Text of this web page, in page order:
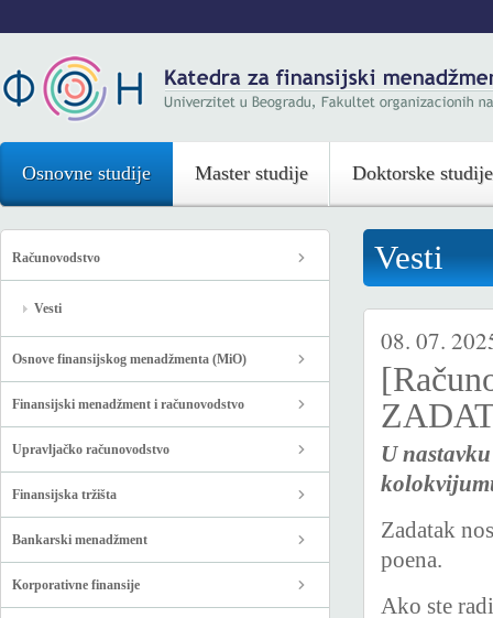
Osnovne studije Master studije Doktorske studije
Računovodstvo
Vesti
Osnove finansijskog menadžmenta (MiO)
Finansijski menadžment i računovodstvo
Upravljačko računovodstvo
Finansijska tržišta
Bankarski menadžment
Korporativne finansije
Vesti
08. 07.
U
Zadatak
poena.
Ako ste